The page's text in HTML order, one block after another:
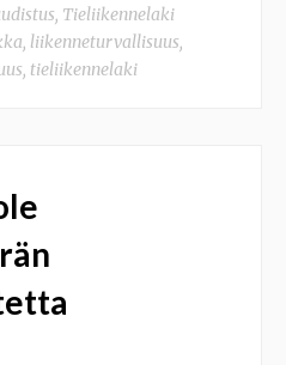
, Tieliikennelaki
, liikenneturvallisuus,
, tieliikennelaki